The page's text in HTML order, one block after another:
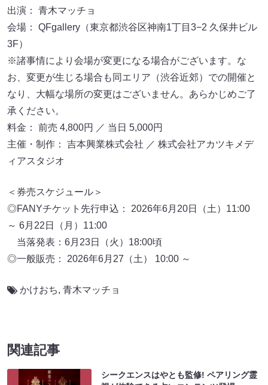
出演： 青木マッチョ
会場： QFgallery（東京都渋谷区神南1丁目3−2 久保井ビル
3F）
※諸事情により会場が変更になる場合がございます。な
お、変更が生じる場合も同エリア（渋谷近郊）での開催と
なり、大幅な場所の変更はございません。あらかじめご了
承ください。
料金： 前売 4,800円 ／ 当日 5,000円
主催・制作： 吉本興業株式会社 ／ 株式会社アカツキメデ
ィアスタジオ
＜券売スケジュール＞
◎FANYチケット先行申込： 2026年6月20日（土）11:00
～ 6月22日（月）11:00
当落発表：6月23日（火）18:00頃
◎一般販売： 2026年6月27（土） 10:00 ～
かけおち, 青木マッチョ
関連記事
シークエンスはやとも監修! ペアリング霊